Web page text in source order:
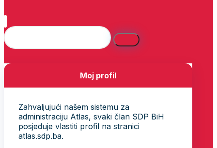
Moj profil
Zahvaljujući našem sistemu za
administraciju Atlas, svaki član SDP BiH
posjeduje vlastiti profil na stranici
atlas.sdp.ba.